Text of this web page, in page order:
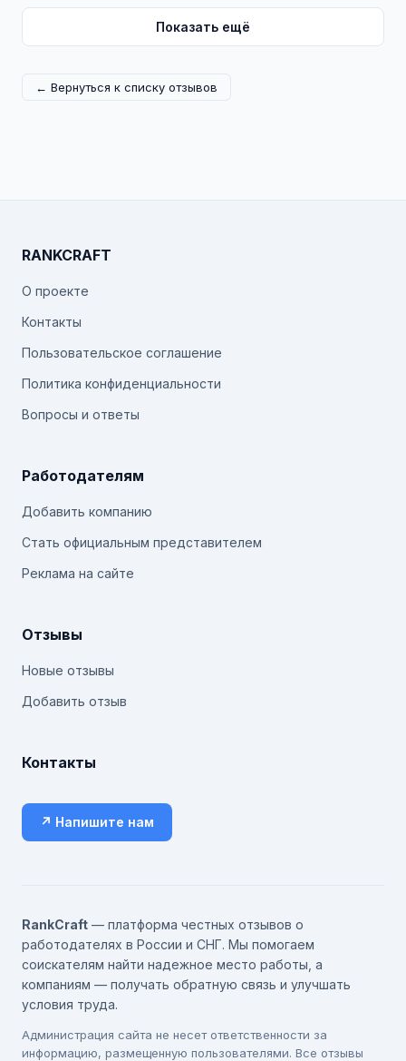
Показать ещё
← Вернуться к списку отзывов
RANKCRAFT
О проекте
Контакты
Пользовательское соглашение
Политика конфиденциальности
Вопросы и ответы
Работодателям
Добавить компанию
Стать официальным представителем
Реклама на сайте
Отзывы
Новые отзывы
Добавить отзыв
Контакты
↗ Напишите нам
RankCraft — платформа честных отзывов о
работодателях в России и СНГ. Мы помогаем
соискателям найти надежное место работы, а
компаниям — получать обратную связь и улучшать
условия труда.
Администрация сайта не несет ответственности за
информацию, размещенную пользователями. Все отзывы